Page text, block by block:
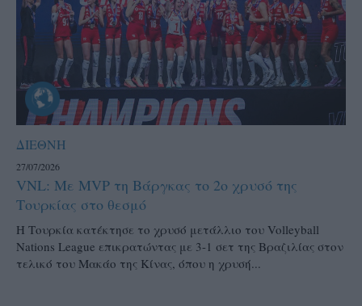
ΔΙΕΘΝΗ
27/07/2026
VNL: Με MVP τη Βάργκας το 2ο χρυσό της
Τουρκίας στο θεσμό
H Τουρκία κατέκτησε το χρυσό μετάλλιο του Volleyball
Nations League επικρατώντας με 3-1 σετ της Βραζιλίας στον
τελικό του Μακάο της Κίνας, όπου η χρυσή...